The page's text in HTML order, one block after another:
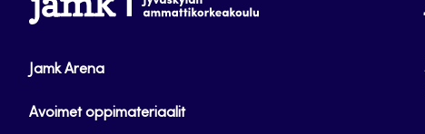
Jamk Arena
Avoimet oppimateriaalit